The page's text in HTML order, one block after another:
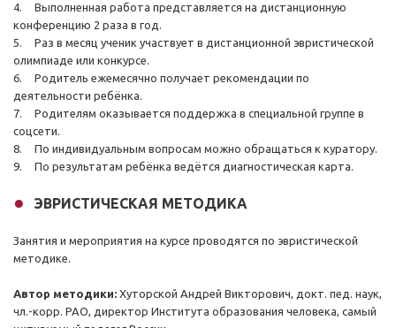
4.
Выполненная работа представляется на дистанционную
конференцию 2 раза в год.
5.
Раз в месяц ученик участвует в дистанционной эвристической
олимпиаде или конкурсе.
6.
Родитель ежемесячно получает рекомендации по
деятельности ребёнка.
7.
Родителям оказывается поддержка в специальной группе в
соцсети.
8.
По индивидуальным вопросам можно обращаться к куратору.
9.
По результатам ребёнка ведётся диагностическая карта.
ЭВРИСТИЧЕСКАЯ МЕТОДИКА
Занятия и мероприятия на курсе проводятся по эвристической
методике.
Автор методики: Хуторской Андрей Викторович, докт. пед. наук,
чл.-корр. РАО, директор Института образования человека, самый